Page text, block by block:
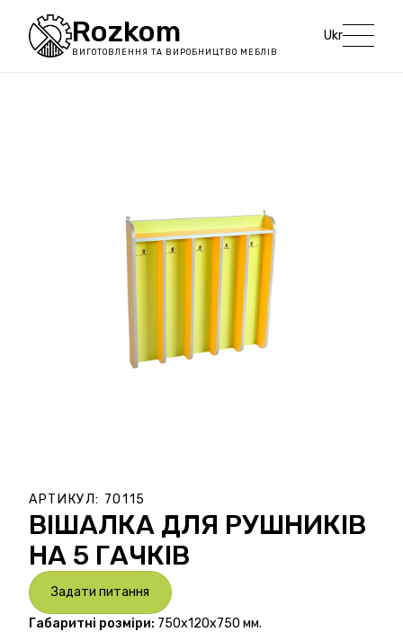
Rozkom
ВИГОТОВЛЕННЯ ТА ВИРОБНИЦТВО МЕБЛІВ
Ukr
АРТИКУЛ: 70115
ВІШАЛКА ДЛЯ РУШНИКІВ
НА 5 ГАЧКІВ
Задати питання
Габаритні розміри: 750х120х750 мм.